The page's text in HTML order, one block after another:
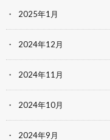
2025年1月
2024年12月
2024年11月
2024年10月
2024年9月